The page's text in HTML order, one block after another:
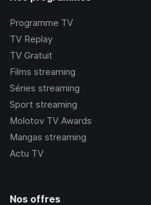
Programme TV
TV Replay
TV Gratuit
Films streaming
Séries streaming
Sport streaming
Molotov TV Awards
Mangas streaming
Actu TV
Nos offres